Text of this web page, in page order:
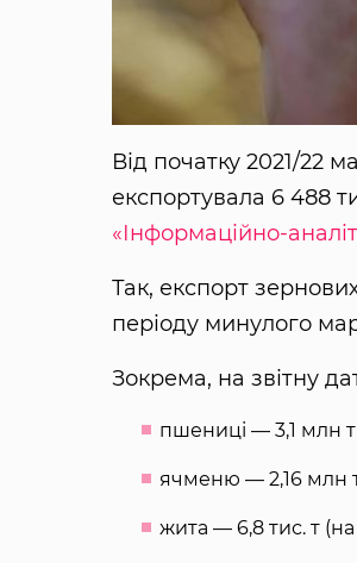
Від початку 2021/22
експортувала 6 488
«Інформаційно-
Так, експорт
періоду минулого
Зокрема, на звітну
пшениці — 3,1 млн
ячменю — 2,16 млн
жита — 6,8 тис. т (на